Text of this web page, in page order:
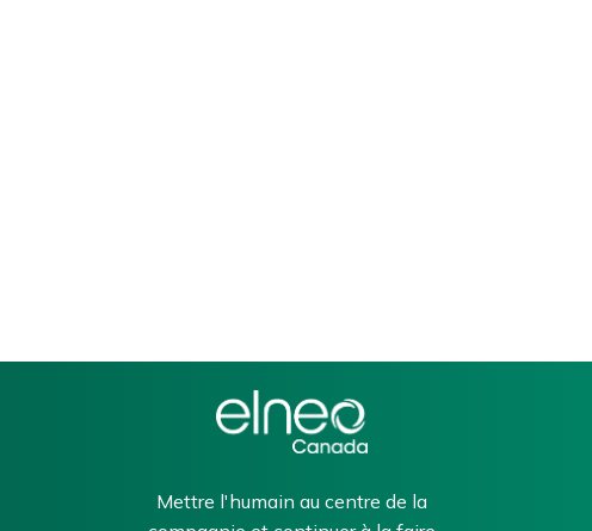
Mettre l'humain au centre de la